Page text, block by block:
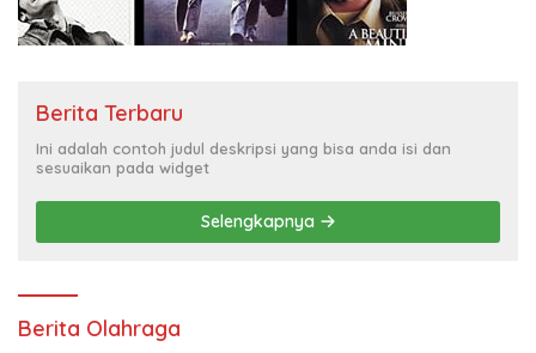
Berita Terbaru
Ini adalah contoh judul deskripsi yang bisa anda isi dan
sesuaikan pada widget
Selengkapnya
Berita Olahraga